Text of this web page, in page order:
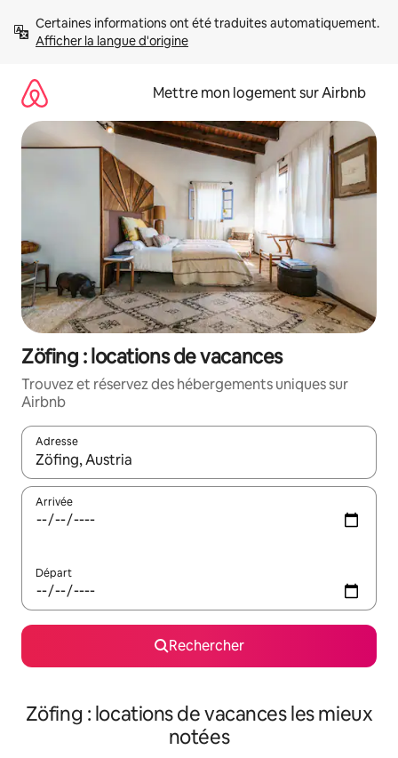
directement
Afficher la langue d'origine
Mettre mon logement sur Airbnb
Zöfing : locations de vacances
Trouvez et réservez des hébergements uniques sur
Airbnb
Adresse
Lorsque les résultats s'affichent, utilisez les flèches vers le
Arrivée
Départ
Rechercher
Zöfing : locations de vacances les mieux
notées